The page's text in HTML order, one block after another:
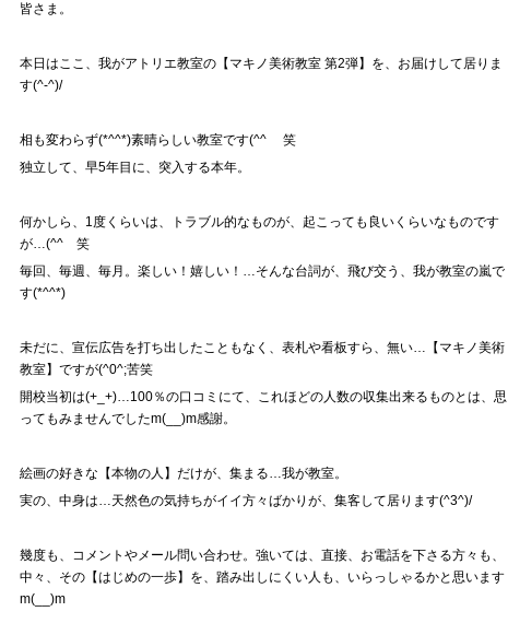
画特集【F20
画特集【F50
号シリーズ】
画特集【F6
画特集【SM
画特集【ハガ
皆さま。
本日はここ、我がアトリエ教室の【マキノ美術教室 第2弾】を、お届けして居りま
す(^-^)/
相も変わらず(*^^*)素晴らしい教室です(^^ゞ 笑
独立して、早5年目に、突入する本年。
何かしら、1度くらいは、トラブル的なものが、起こっても良いくらいなものです
が…(^^ゞ笑
毎回、毎週、毎月。楽しい！嬉しい！…そんな台詞が、飛び交う、我が教室の嵐で
す(*^^*)
未だに、宣伝広告を打ち出したこともなく、表札や看板すら、無い…【マキノ美術
教室】ですが(^0^;苦笑
開校当初は(+_+)…100％の口コミにて、これほどの人数の収集出来るものとは、思
ってもみませんでしたm(__)m感謝。
絵画の好きな【本物の人】だけが、集まる…我が教室。
実の、中身は…天然色の気持ちがイイ方々ばかりが、集客して居ります(^3^)/
幾度も、コメントやメール問い合わせ。強いては、直接、お電話を下さる方々も、
中々、その【はじめの一歩】を、踏み出しにくい人も、いらっしゃるかと思います
m(__)m